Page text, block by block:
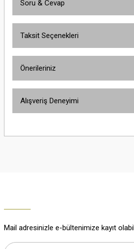
Soru & Cevap
Taksit Seçenekleri
Önerileriniz
yetersiz gördüğünüz noktaları öneri
Alışveriş Deneyimi
Mail adresinizle e-bültenimize kayıt